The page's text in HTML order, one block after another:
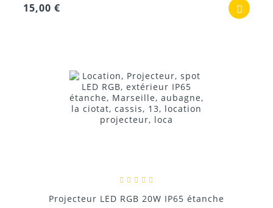
15,00 €
Projecteur LED RGB 20W IP65 étanche